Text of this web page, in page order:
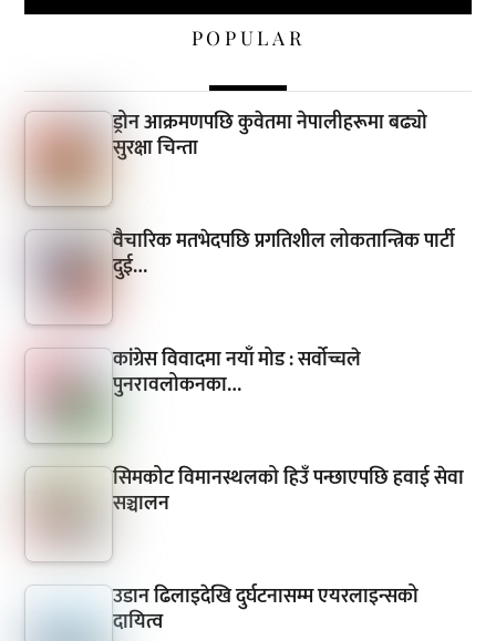
POPULAR
ड्रोन आक्रमणपछि कुवेतमा नेपालीहरूमा बढ्यो
सुरक्षा चिन्ता
वैचारिक मतभेदपछि प्रगतिशील लोकतान्त्रिक पार्टी
दुई…
कांग्रेस विवादमा नयाँ मोड : सर्वोच्चले
पुनरावलोकनका…
सिमकोट विमानस्थलको हिउँ पन्छाएपछि हवाई सेवा
सञ्चालन
उडान ढिलाइदेखि दुर्घटनासम्म एयरलाइन्सको
दायित्व